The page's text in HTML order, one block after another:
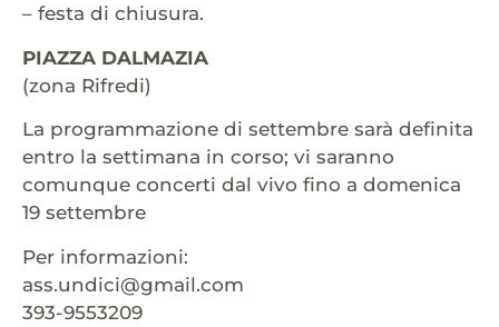
– festa di chiusura.
PIAZZA DALMAZIA
(zona Rifredi)
La programmazione di settembre sarà definita
entro la settimana in corso; vi saranno
comunque concerti dal vivo fino a domenica
19 settembre
Per informazioni:
ass.undici@gmail.com
393-9553209